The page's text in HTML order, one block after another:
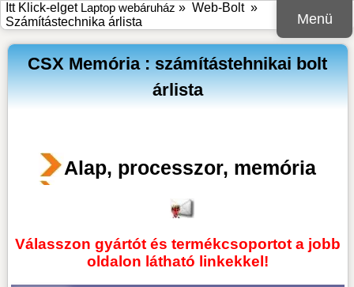
Menü
Itt Klick-elget Laptop webáruház » Web-Bolt»
Számítástechnika árlista
CSX Memória : számítástehnikai bolt
árlista
Alap, processzor, memória
Válasszon gyártót és termékcsoportot a jobb
oldalon látható linkekkel!